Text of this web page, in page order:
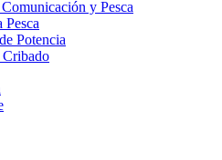
y Pesca
Pesca
Potencia